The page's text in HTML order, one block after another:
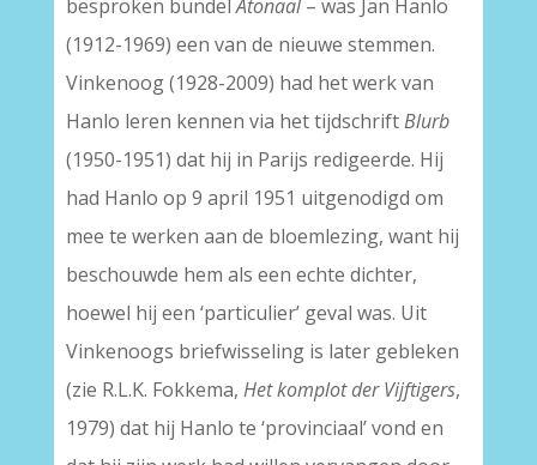
besproken bundelAtonaal– was Jan Hanlo
(1912-1969) een van de nieuwe stemmen.
Vinkenoog (1928-2009) had het werk van
Hanlo leren kennen via het tijdschriftBlurb
(1950-1951) dat hij in Parijs redigeerde. Hij
had Hanlo op 9 april 1951 uitgenodigd om
mee te werken aan de bloemlezing, want hij
beschouwde hem als een echte dichter,
hoewel hij een ‘particulier’ geval was. Uit
Vinkenoogs briefwisseling is later gebleken
(zie R.L.K. Fokkema, Het komplot der Vijftigers,
1979) dat hij Hanlo te ‘provinciaal’ vond en